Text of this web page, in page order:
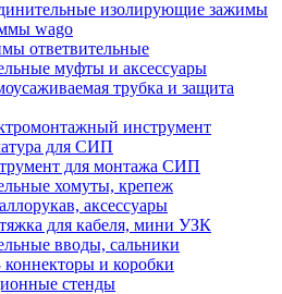
изолирующие зажимы
wago
ответвительные
муфты и аксессуары
трубка и защита
инструмент
для СИП
для монтажа СИП
хомуты, крепеж
аксессуары
для кабеля, мини УЗК
вводы, сальники
коннекторы и коробки
стенды